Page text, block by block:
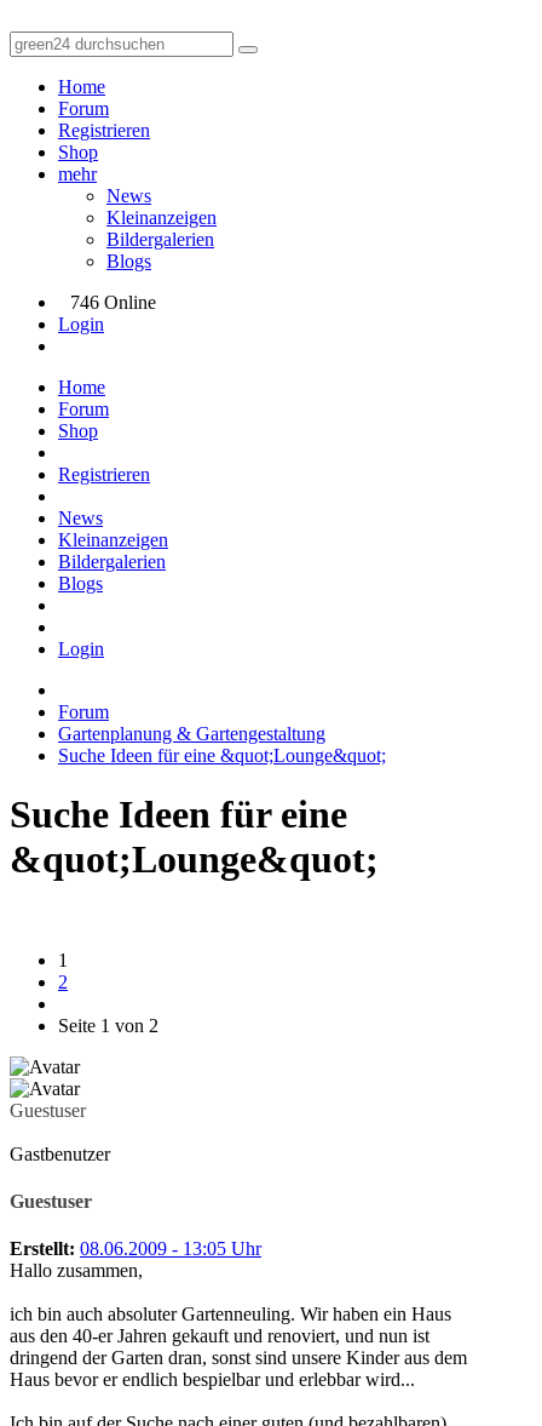
Home
Forum
Registrieren
Shop
mehr
News
Kleinanzeigen
Bildergalerien
Blogs
746 Online
Login
Home
Forum
Shop
Registrieren
News
Kleinanzeigen
Bildergalerien
Blogs
Login
Forum
Gartenplanung & Gartengestaltung
Suche Ideen für eine &quot;Lounge&quot;
Suche Ideen für eine
&quot;Lounge&quot;
1
2
Seite 1 von 2
Guestuser
Gastbenutzer
Guestuser
Erstellt: 08.06.2009 - 13:05 Uhr
Hallo zusammen,
ich bin auch absoluter Gartenneuling. Wir haben ein Haus
aus den 40-er Jahren gekauft und renoviert, und nun ist
dringend der Garten dran, sonst sind unsere Kinder aus dem
Haus bevor er endlich bespielbar und erlebbar wird...